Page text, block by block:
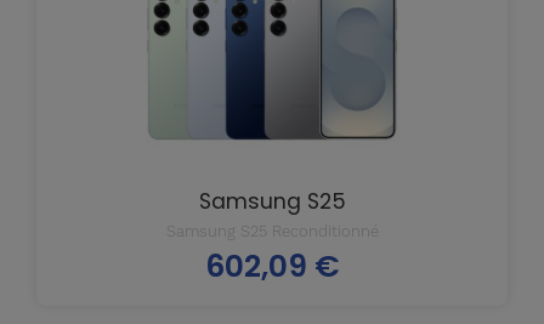
Samsung S25
Samsung S25 Reconditionné
Prix
602,09 €